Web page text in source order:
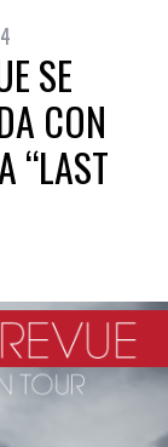
SE
CON
“LAST